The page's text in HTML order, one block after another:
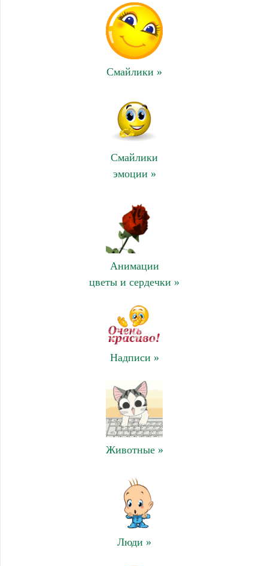
Смайлики »
Смайлики
эмоции »
Анимации
цветы и сердечки »
Надписи »
Животные »
Люди »